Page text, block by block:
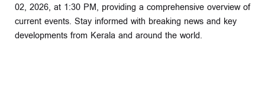
02, 2026, at 1:30 PM, providing a comprehensive overview of
current events. Stay informed with breaking news and key
developments from Kerala and around the world.